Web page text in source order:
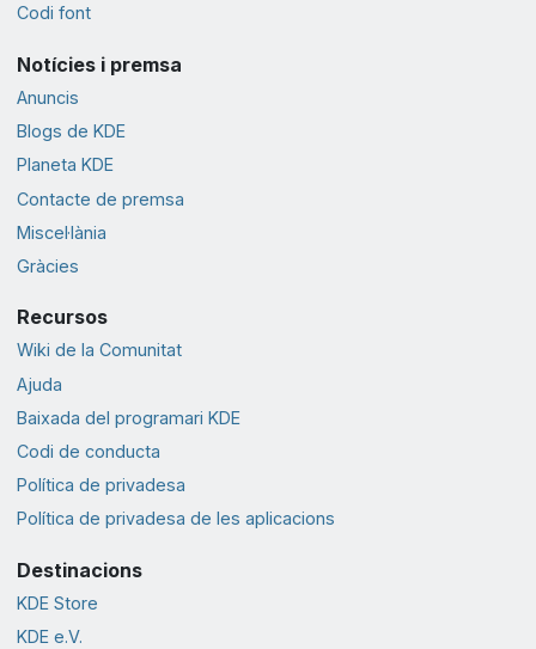
Codi font
Notícies i premsa
Anuncis
Blogs de KDE
Planeta KDE
Contacte de premsa
Miscel·lània
Gràcies
Recursos
Wiki de la Comunitat
Ajuda
Baixada del programari KDE
Codi de conducta
Política de privadesa
Política de privadesa de les aplicacions
Destinacions
KDE Store
KDE e.V.